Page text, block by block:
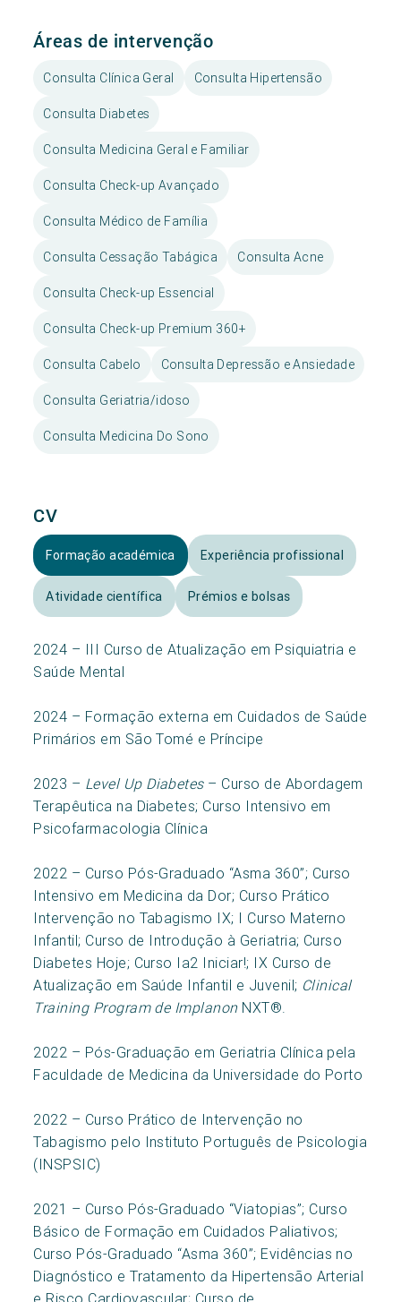
Áreas de intervenção
Consulta Clínica Geral Consulta Hipertensão
Consulta Diabetes
Consulta Medicina Geral e Familiar
Consulta Check-up Avançado
Consulta Médico de Família
Consulta Cessação Tabágica Consulta Acne
Consulta Check-up Essencial
Consulta Check-up Premium 360+
Consulta Cabelo Consulta Depressão e Ansiedade
Consulta Geriatria/idoso
Consulta Medicina Do Sono
CV
Formação académica Experiência profissional
Atividade científica Prémios e bolsas
2024 – III Curso de Atualização em Psiquiatria e
Saúde Mental
2024 – Formação externa em Cuidados de Saúde
Primários em São Tomé e Príncipe
2023 – Level Up Diabetes– Curso de Abordagem
Terapêutica na Diabetes; Curso Intensivo em
Psicofarmacologia Clínica
2022 – Curso Pós-Graduado “Asma 360”; Curso
Intensivo em Medicina da Dor; Curso Prático
Intervenção no Tabagismo IX; I Curso Materno
Infantil; Curso de Introdução à Geriatria; Curso
Diabetes Hoje; Curso Ia2 Iniciar!; IX Curso de
Atualização em Saúde Infantil e Juvenil; Clinical
Training Program de ImplanonNXT®.
2022 – Pós-Graduação em Geriatria Clínica pela
Faculdade de Medicina da Universidade do Porto
2022 – Curso Prático de Intervenção no
Tabagismo pelo Instituto Português de Psicologia
(INSPSIC)
2021 – Curso Pós-Graduado “Viatopias”; Curso
Básico de Formação em Cuidados Paliativos;
Curso Pós-Graduado “Asma 360”; Evidências no
Diagnóstico e Tratamento da Hipertensão Arterial